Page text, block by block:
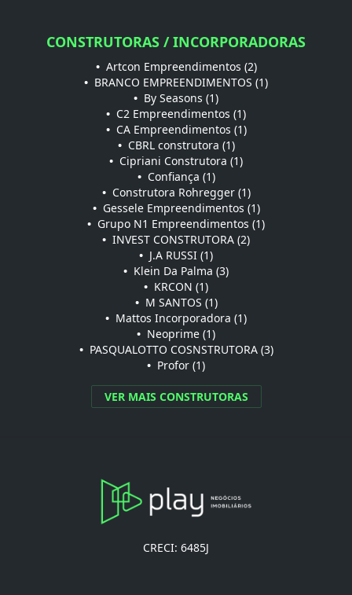
CONSTRUTORAS / INCORPORADORAS
• Artcon Empreendimentos (2)
• BRANCO EMPREENDIMENTOS (1)
• By Seasons (1)
• C2 Empreendimentos (1)
• CA Empreendimentos (1)
• CBRL construtora (1)
• Cipriani Construtora (1)
• Confiança (1)
• Construtora Rohregger (1)
• Gessele Empreendimentos (1)
• Grupo N1 Empreendimentos (1)
• INVEST CONSTRUTORA (2)
• J.A RUSSI (1)
• Klein Da Palma (3)
• KRCON (1)
• M SANTOS (1)
• Mattos Incorporadora (1)
• Neoprime (1)
• PASQUALOTTO COSNSTRUTORA (3)
• Profor (1)
VER MAIS CONSTRUTORAS
CRECI: 6485J